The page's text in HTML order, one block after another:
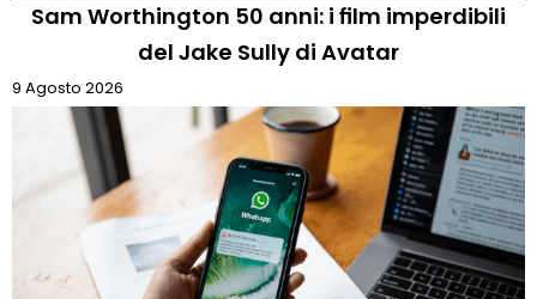
Sam Worthington 50 anni: i film imperdibili
del Jake Sully di Avatar
9 Agosto 2026